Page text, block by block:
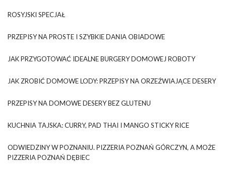
ROSYJSKI SPECJAŁ
PRZEPISY NA PROSTE I SZYBKIE DANIA OBIADOWE
JAK PRZYGOTOWAĆ IDEALNE BURGERY DOMOWEJ ROBOTY
JAK ZROBIĆ DOMOWE LODY: PRZEPISY NA ORZEŹWIAJĄCE DESERY
PRZEPISY NA DOMOWE DESERY BEZ GLUTENU
KUCHNIA TAJSKA: CURRY, PAD THAI I MANGO STICKY RICE
ODWIEDZINY W POZNANIU. PIZZERIA POZNAŃ GÓRCZYN, A MOŻE
PIZZERIA POZNAŃ DĘBIEC